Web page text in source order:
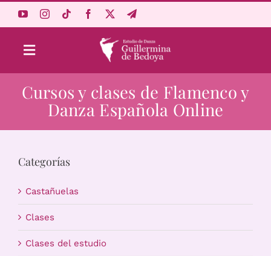
Toggle
Navigation
Aprende Online
Estudio
Cursos y clases de Flamenco y
Danza Española Online
Categorías
Castañuelas
Clases
Clases del estudio